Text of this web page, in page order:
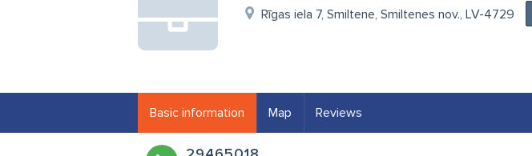
Rīgas iela 7, Smiltene, Smiltenes nov., LV-4729
Basic information Map Reviews